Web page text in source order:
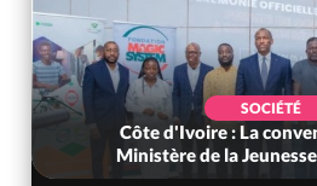
SOCIÉTÉ
Côte d'Ivoire : Peste
gouvernement défend